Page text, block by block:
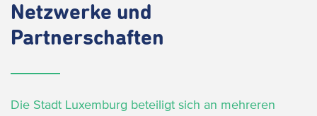
Netzwerke und
Partnerschaften
Die Stadt Luxemburg beteiligt sich an mehreren